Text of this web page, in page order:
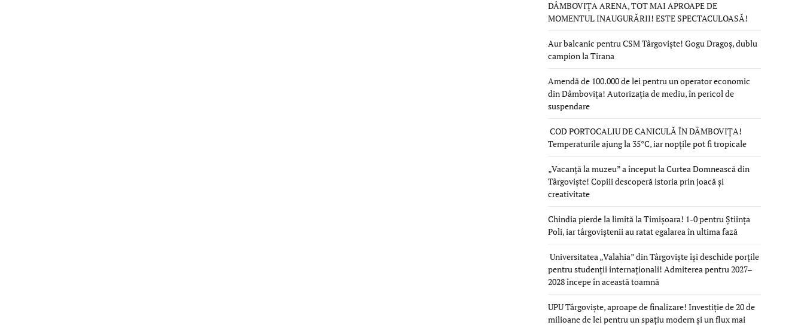
DÂMBOVIȚA ARENA, TOT MAI APROAPE DE
MOMENTUL INAUGURĂRII! ESTE SPECTACULOASĂ!
Aur balcanic pentru CSM Târgoviște! Gogu Dragoș, dublu
campion la Tirana
Amendă de 100.000 de lei pentru un operator economic
din Dâmbovița! Autorizația de mediu, în pericol de
suspendare
COD PORTOCALIU DE CANICULĂ ÎN DÂMBOVIȚA!
Temperaturile ajung la 35°C, iar nopțile pot fi tropicale
„Vacanță la muzeu” a început la Curtea Domnească din
Târgoviște! Copiii descoperă istoria prin joacă și
creativitate
Chindia pierde la limită la Timișoara! 1-0 pentru Știința
Poli, iar târgoviștenii au ratat egalarea în ultima fază
Universitatea „Valahia” din Târgoviște își deschide porțile
pentru studenții internaționali! Admiterea pentru 2027–
2028 începe în această toamnă
UPU Târgoviște, aproape de finalizare! Investiție de 20 de
milioane de lei pentru un spațiu modern și un flux mai